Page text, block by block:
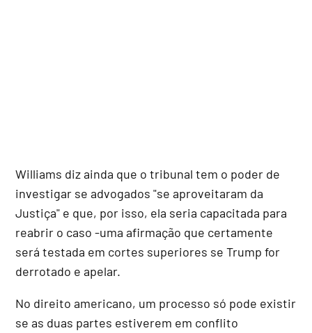
Williams diz ainda que o tribunal tem o poder de
investigar se advogados "se aproveitaram da
Justiça" e que, por isso, ela seria capacitada para
reabrir o caso -uma afirmação que certamente
será testada em cortes superiores se Trump for
derrotado e apelar.
No direito americano, um processo só pode existir
se as duas partes estiverem em conflito